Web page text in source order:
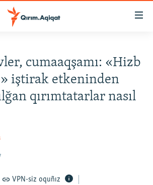
cumaaqşamı: «Hizb
iştirak etkeninden
qırımtatarlar nasıl
VPN-siz oquñız